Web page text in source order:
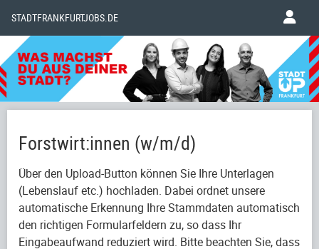
STADTFRANKFURTJOBS.DE
Forstwirt:innen (w/m/d)
Über den Upload-Button können Sie Ihre Unterlagen
(Lebenslauf etc.) hochladen. Dabei ordnet unsere
automatische Erkennung Ihre Stammdaten automatisch
den richtigen Formularfeldern zu, so dass Ihr
Eingabeaufwand reduziert wird. Bitte beachten Sie, dass